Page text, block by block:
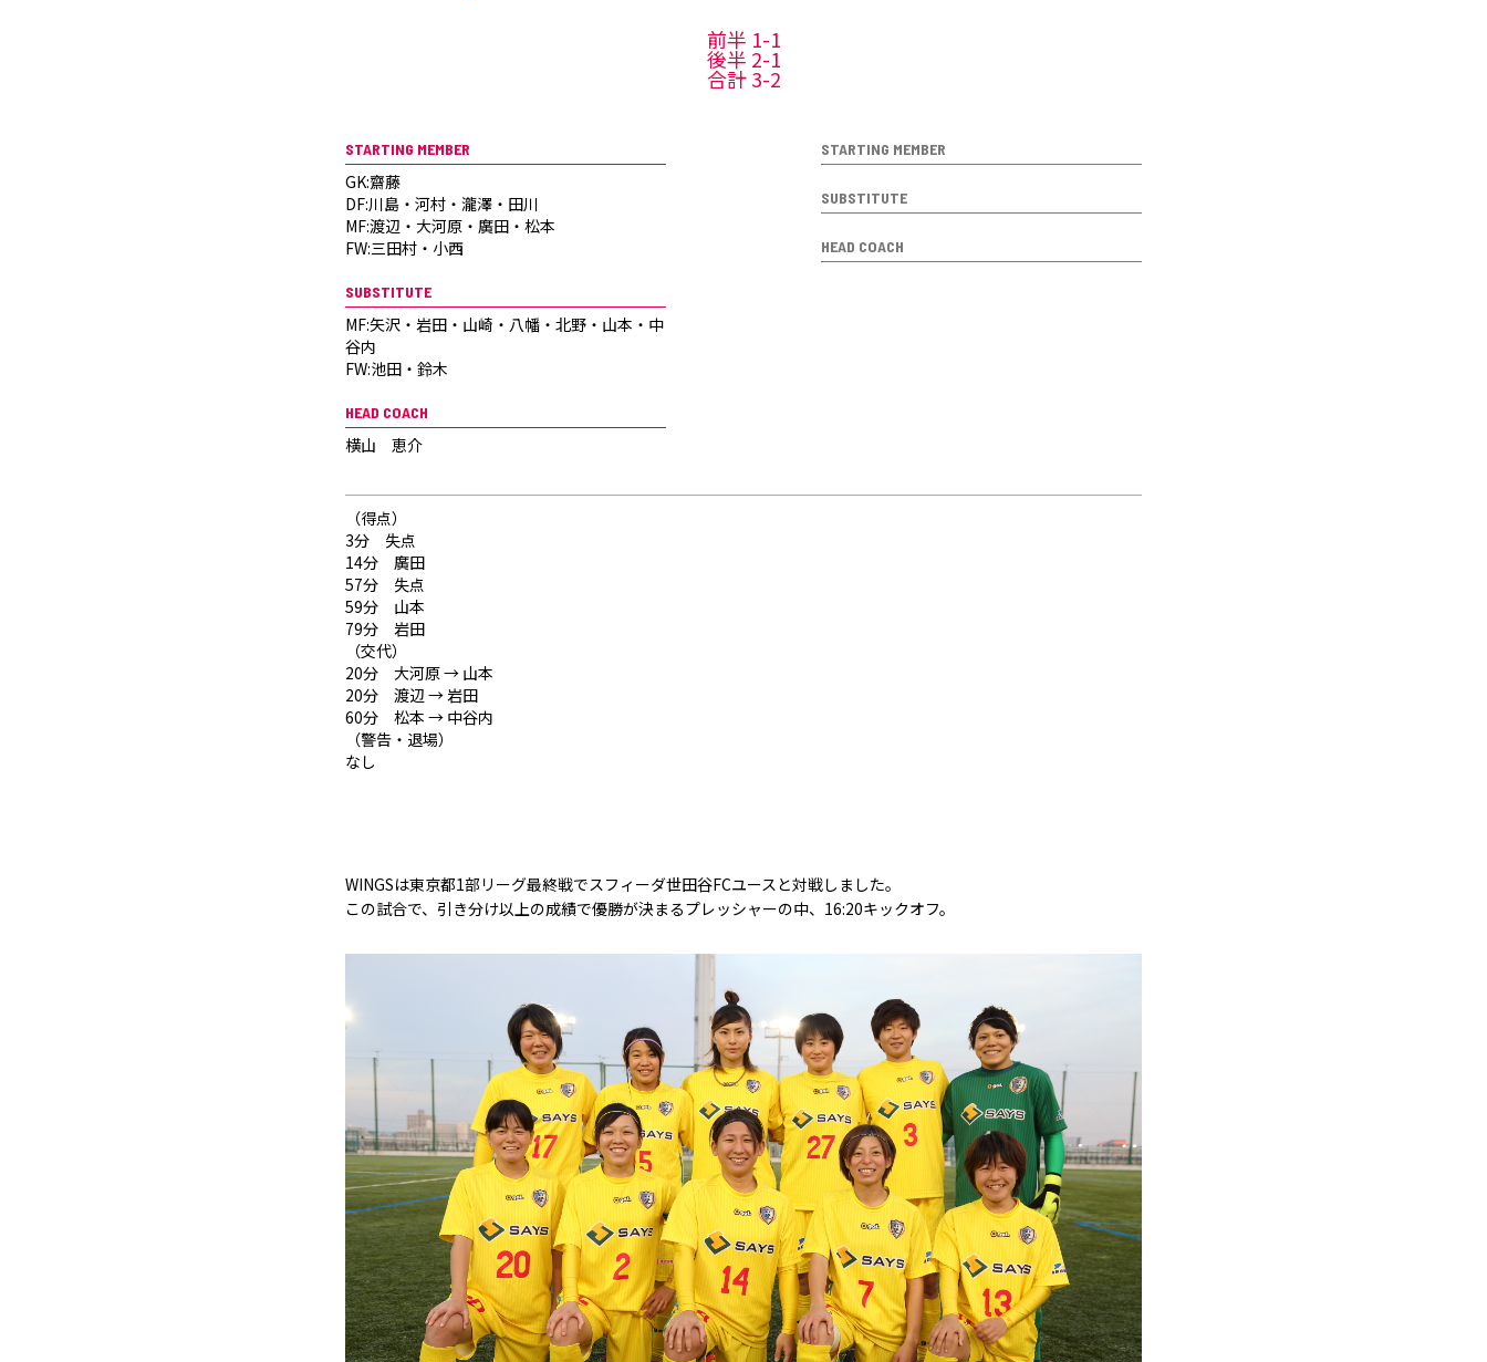
前半 1-1
後半 2-1
合計 3-2
STARTING MEMBER
GK:齋藤
DF:川島・河村・瀧澤・田川
MF:渡辺・大河原・廣田・松本
FW:三田村・小西
SUBSTITUTE
MF:矢沢・岩田・山崎・八幡・北野・山本・中
谷内
FW:池田・鈴木
HEAD COACH
横山 恵介
STARTING MEMBER
SUBSTITUTE
HEAD COACH
（得点）
3分 失点
14分 廣田
57分 失点
59分 山本
79分 岩田
（交代）
20分 大河原 → 山本
20分 渡辺 → 岩田
60分 松本 → 中谷内
（警告・退場）
なし
WINGSは東京都1部リーグ最終戦でスフィーダ世田谷FCユースと対戦しました。
この試合で、引き分け以上の成績で優勝が決まるプレッシャーの中、16:20キックオフ。